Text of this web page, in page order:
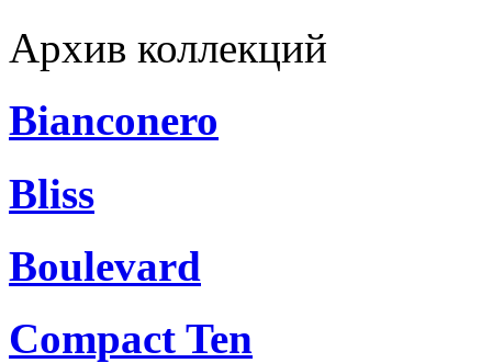
Архив коллекций
Bianconero
Bliss
Boulevard
Compact Ten